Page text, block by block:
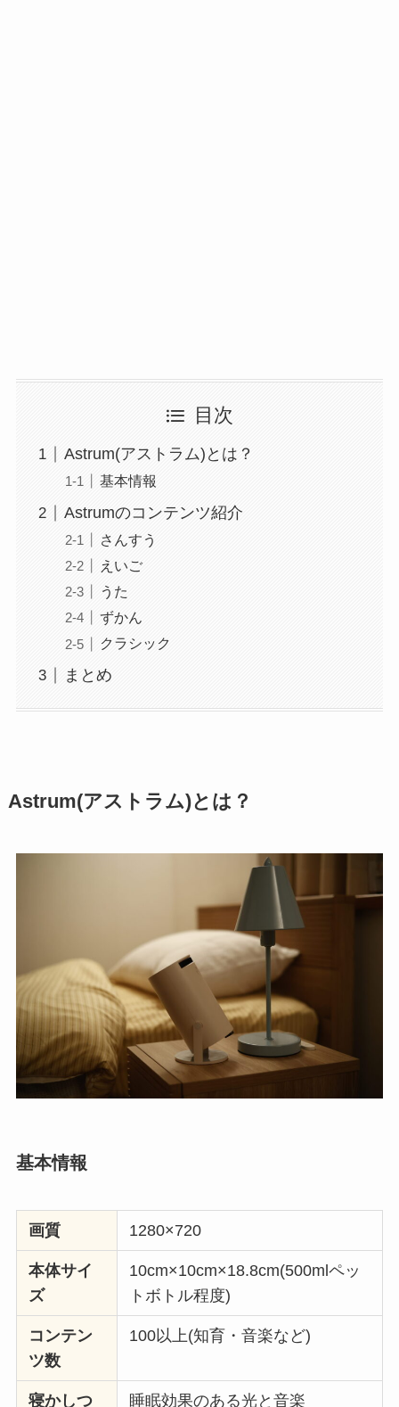
目次
Astrum(アストラム)とは？
基本情報
Astrumのコンテンツ紹介
さんすう
えいご
うた
ずかん
クラシック
まとめ
Astrum(アストラム)とは？
基本情報
画質 1280×720
本体サイ
ズ
10cm×10cm×18.8cm(500mlペッ
トボトル程度)
コンテン
ツ数
100以上(知育・音楽など)
寝かしつ 睡眠効果のある光と音楽